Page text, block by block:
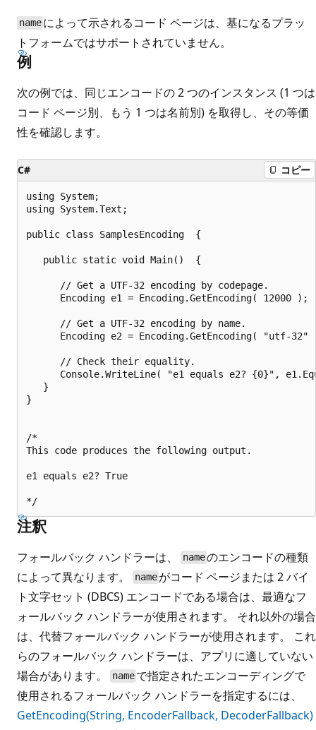
name によって示されるコード ページは、基になるプラッ
トフォームではサポートされていません。
例
次の例では、同じエンコードの 2 つのインスタンス (1 つは
コード ページ別、もう 1 つは名前別) を取得し、その等価
性を確認します。
C# コピー
using System;
using System.Text;
public class SamplesEncoding  {
   public static void Main()  {
      // Get a UTF-32 encoding by codepage.
      Encoding e1 = Encoding.GetEncoding( 12000 );
      // Get a UTF-32 encoding by name.
Encoding e2 = Encoding.GetEncoding( "utf-32"
      // Check their equality.
Console.WriteLine( "e1 equals e2? {0}",
   }
}
/*
This code produces the following output.
e1 equals e2? True
注釈
フォールバック ハンドラーは、 nameのエンコードの種類
によって異なります。
name がコード ページまたは 2 バイ
ト文字セット (DBCS) エンコードである場合は、最適なフ
ォールバック ハンドラーが使用されます。 それ以外の場合
は、代替フォールバック ハンドラーが使用されます。 これ
らのフォールバック ハンドラーは、アプリに適していない
場合があります。
name で指定されたエンコーディングで
使用されるフォールバック ハンドラーを指定するには、
GetEncoding(String, EncoderFallback, DecoderFallback)